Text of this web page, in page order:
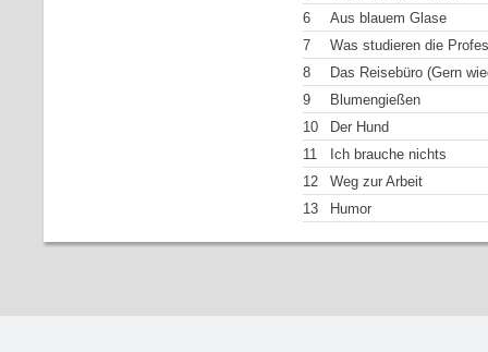
6
Aus blauem Glase
7
Was studieren die
8
Das Reisebüro (Gern
9
Blumengießen
10
Der Hund
11
Ich brauche nichts
12
Weg zur Arbeit
13
Humor